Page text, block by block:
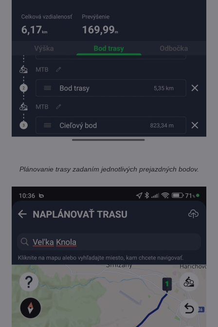
Plánovanie trasy zadaním jednotlivých prejazdných bodov.